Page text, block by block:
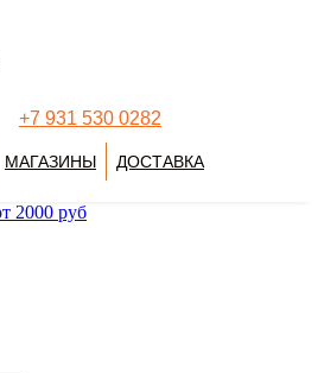
+7 931 530 0282
МАГАЗИНЫ ДОСТАВКА